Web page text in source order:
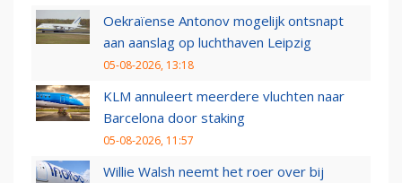
Oekraïense Antonov mogelijk ontsnapt
aan aanslag op luchthaven Leipzig
05-08-2026, 13:18
KLM annuleert meerdere vluchten naar
Barcelona door staking
05-08-2026, 11:57
Willie Walsh neemt het roer over bij